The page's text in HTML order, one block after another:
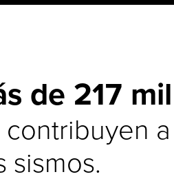
de 217
sismos.